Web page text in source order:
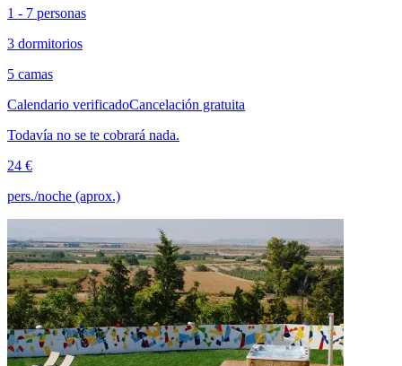
1 - 7 personas
3 dormitorios
5 camas
Calendario verificadoCancelación gratuita
Todavía no se te cobrará nada.
24 €
pers./noche (aprox.)